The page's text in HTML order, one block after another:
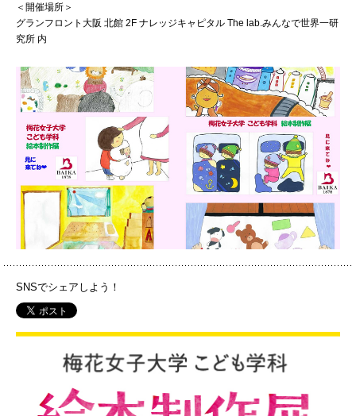
BCCS 梅花メール 入学前プログラム
＜開催場所＞
グランフロント大阪 北館 2F ナレッジキャピタル The lab.みんなで世界一研
究所 内
SNSでシェアしよう！